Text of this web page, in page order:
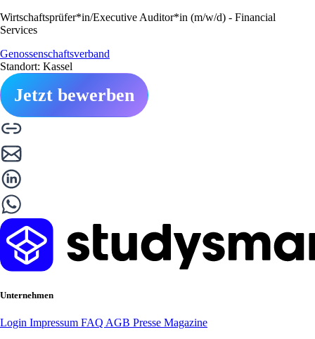
Wirtschaftsprüfer*in/Executive Auditor*in (m/w/d) - Financial
Services
Genossenschaftsverband
Standort: Kassel
Jetzt bewerben
Unternehmen
Login Impressum FAQ AGB Presse Magazine